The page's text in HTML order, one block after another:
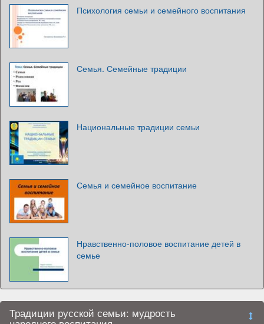
Психология семьи и семейного воспитания
Семья. Семейные традиции
Национальные традиции семьи
Семья и семейное воспитание
Нравственно-половое воспитание детей в
семье
Традиции русской семьи: мудрость